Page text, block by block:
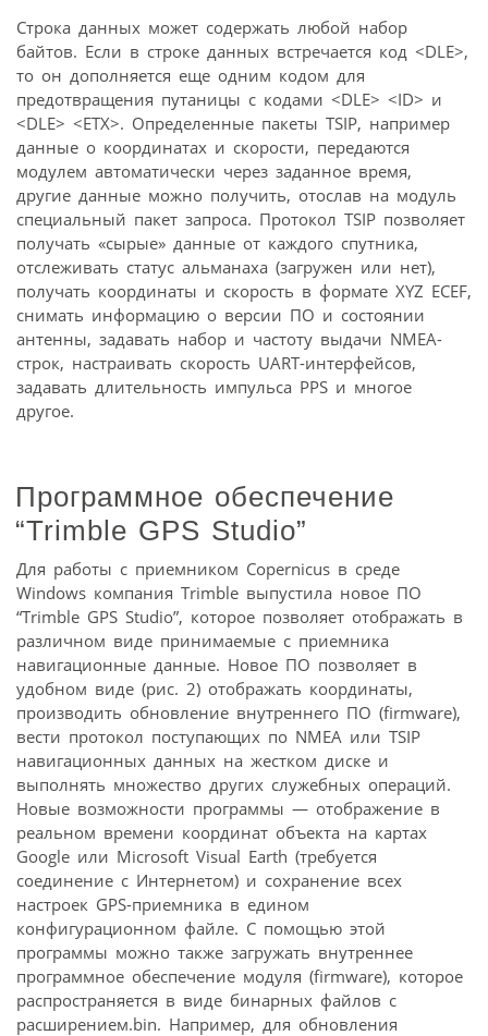
Строка данных может содержать любой набор
байтов. Если в строке данных встречается код <DLE>,
то он дополняется еще одним кодом для
предотвращения путаницы с кодами <DLE> <ID> и
<DLE> <ETX>. Определенные пакеты TSIP, например
данные о координатах и скорости, передаются
модулем автоматически через заданное время,
другие данные можно получить, отослав на модуль
специальный пакет запроса. Протокол TSIP позволяет
получать «сырые» данные от каждого спутника,
отслеживать статус альманаха (загружен или нет),
получать координаты и скорость в формате XYZ ECEF,
снимать информацию о версии ПО и состоянии
антенны, задавать набор и частоту выдачи NMEA-
строк, настраивать скорость UART-интерфейсов,
задавать длительность импульса PPS и многое
другое.
Программное обеспечение
“Trimble GPS Studio”
Для работы с приемником Copernicus в среде
Windows компания Trimble выпустила новое ПО
“Trimble GPS Studio”, которое позволяет отображать в
различном виде принимаемые с приемника
навигационные данные. Новое ПО позволяет в
удобном виде (рис. 2) отображать координаты,
производить обновление внутреннего ПО (firmware),
вести протокол поступающих по NMEA или TSIP
навигационных данных на жестком диске и
выполнять множество других служебных операций.
Новые возможности программы — отображение в
реальном времени координат объекта на картах
Google или Microsoft Visual Earth (требуется
соединение с Интернетом) и сохранение всех
настроек GPS-приемника в едином
конфигурационном файле. С помощью этой
программы можно также загружать внутреннее
программное обеспечение модуля (firmware), которое
распространяется в виде бинарных файлов с
расширением.bin. Например, для обновления